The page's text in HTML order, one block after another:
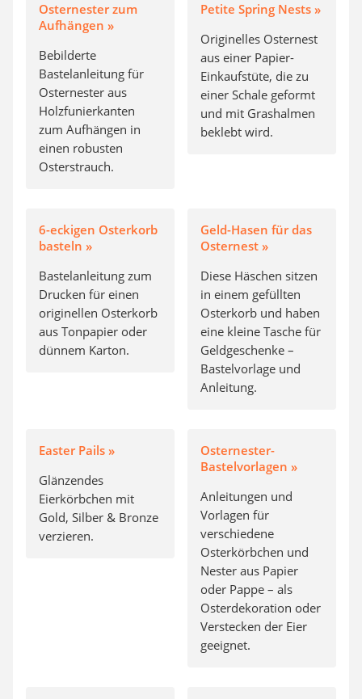
Osternester zum
Aufhängen »
Bebilderte
Bastelanleitung für
Osternester aus
Holzfunierkanten
zum Aufhängen in
einen robusten
Osterstrauch.
Petite Spring Nests »
Originelles Osternest
aus einer Papier-
Einkaufstüte, die zu
einer Schale geformt
und mit Grashalmen
beklebt wird.
6-eckigen Osterkorb
basteln »
Bastelanleitung zum
Drucken für einen
originellen Osterkorb
aus Tonpapier oder
dünnem Karton.
Geld-Hasen für das
Osternest »
Diese Häschen sitzen
in einem gefüllten
Osterkorb und haben
eine kleine Tasche für
Geldgeschenke –
Bastelvorlage und
Anleitung.
Easter Pails »
Glänzendes
Eierkörbchen mit
Gold, Silber & Bronze
verzieren.
Osternester-
Bastelvorlagen »
Anleitungen und
Vorlagen für
verschiedene
Osterkörbchen und
Nester aus Papier
oder Pappe – als
Osterdekoration oder
Verstecken der Eier
geeignet.